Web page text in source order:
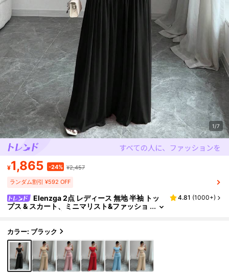
1/7
¥1,865 -24% ¥2,457
ランダム割引 ¥592 OFF
Elenzga 2点 レディース 無地 半袖 トッ
プス & スカート、ミニマリスト&ファッショ
4.81 (1000+)
カラー: ブラック